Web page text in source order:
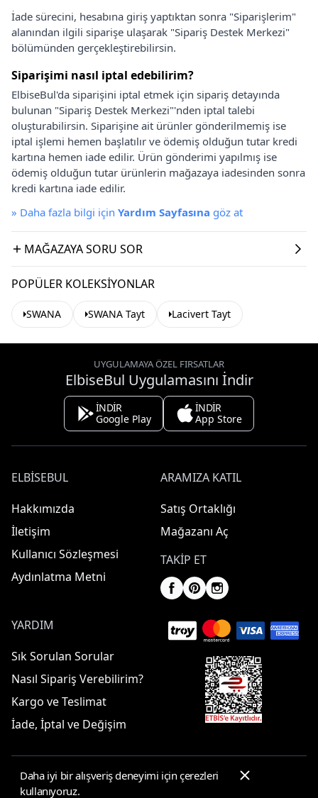
İade sürecini, hesabına giriş yaptıktan sonra "Siparişlerim"
alanından ilgili siparişe ulaşarak "Sipariş Destek Merkezi"
bölümünden gerçekleştirebilirsin.
Siparişimi nasıl iptal edebilirim?
ElbiseBul'da siparişini iptal etmek için sipariş detayında
bulunan "Sipariş Destek Merkezi"'nden iptal talebi
oluşturabilirsin. Siparişine ait ürünler gönderilmemiş ise
iptal işlemi hemen başlatılır ve ödemiş olduğun tutar kredi
kartına hemen iade edilir. Ürün gönderimi yapılmış ise
ödemiş olduğun tutar ürünlerin mağazaya iadesinden sonra
kredi kartına iade edilir.
» Daha fazla bilgi için Yardım Sayfasına göz at
MAĞAZAYA SORU SOR
POPÜLER KOLEKSIYONLAR
SWANA SWANA Tayt Lacivert Tayt
UYGULAMAYA ÖZEL FIRSATLAR
ElbiseBul Uygulamasını İndir
İNDİR
Google Play
İNDİR
App Store
ELBISEBUL
Hakkımızda
İletişim
Kullanıcı Sözleşmesi
Aydınlatma Metni
ARAMIZA KATIL
Satış Ortaklığı
Mağazanı Aç
TAKIP ET
YARDIM
Sık Sorulan Sorular
Nasıl Sipariş Verebilirim?
Kargo ve Teslimat
İade, İptal ve Değişim
© 2025 ElbiseBul -
Daha iyi bir alışveriş deneyimi için çerezleri
kullanıyoruz.